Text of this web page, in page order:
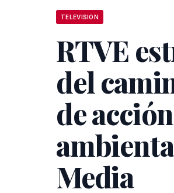
TELEVISION
RTVE
del
de
Media